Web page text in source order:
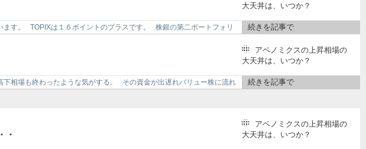
大天井は、いつか？
す。 TOPIXは１６ポイントのプラスです。 株銀の第二ポートフォリ
続きを記事で
アベノミクスの上昇相場の
大天井は、いつか？
相場も終わったような気がする。 その資金が出遅れバリュー株に流れ
続きを記事で
アベノミクスの上昇相場の
大天井は、いつか？
・